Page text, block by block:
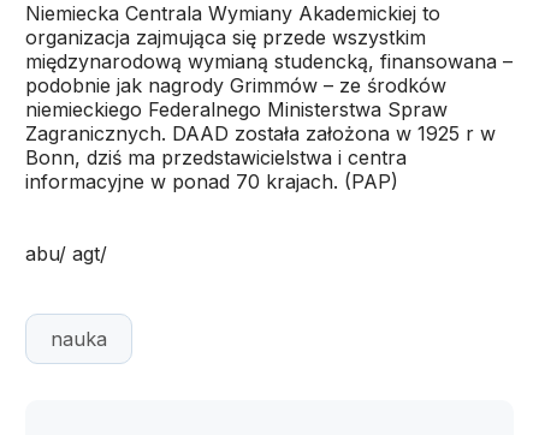
Niemiecka Centrala Wymiany Akademickiej to
organizacja zajmująca się przede wszystkim
międzynarodową wymianą studencką, finansowana –
podobnie jak nagrody Grimmów – ze środków
niemieckiego Federalnego Ministerstwa Spraw
Zagranicznych. DAAD została założona w 1925 r w
Bonn, dziś ma przedstawicielstwa i centra
informacyjne w ponad 70 krajach. (PAP)
abu/ agt/
nauka